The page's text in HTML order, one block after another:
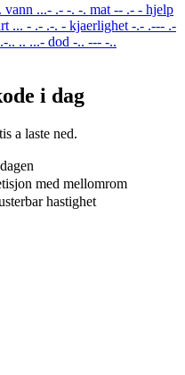
vann ...- .- -. -. mat -- .- - hjelp
... - .- .-. - kjaerlighet -.- .--- .-
.-.. .. ...- dod -.. --- -..
i dag
a laste ned.
med mellomrom
hastighet